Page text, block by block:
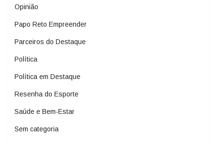
Opinião
Papo Reto Empreender
Parceiros do Destaque
Política
Política em Destaque
Resenha do Esporte
Saúde e Bem-Estar
Sem categoria